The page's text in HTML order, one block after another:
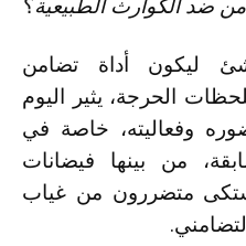
ضد الكوارث الطبيعية؟
ليكون أداة تضامن
الحرجة، يثير اليوم
وفعاليته، خاصة في
من بينها فيضانات
متضررون من غياب